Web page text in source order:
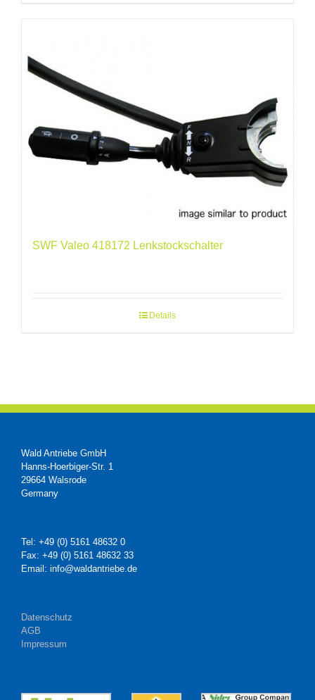
SWF Valeo 418172 Lenkstockschalter
Details
Wald Antriebe GmbH
Hanns-Hoerbiger-Str. 1
29664 Walsrode
Germany
Tel: +49 (0) 5161 48632 0
Fax: +49 (0) 5161 48632 33
Email: info@waldantriebe.de
Datenschutz
AGB
Impressum